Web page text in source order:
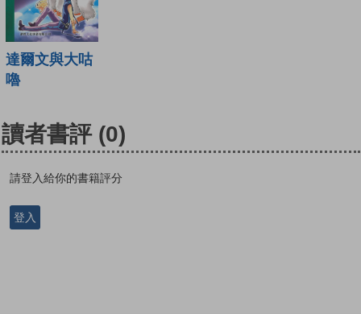
達爾文與大咕
嚕
讀者書評 (0)
請登入給你的書籍評分
登入